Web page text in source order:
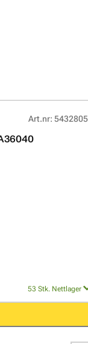
Art.nr:
53 Stk. Nettlager